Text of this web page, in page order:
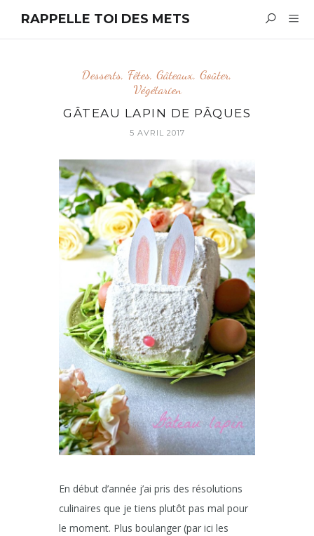
RAPPELLE TOI DES METS
Desserts, Fêtes, Gâteaux, Goûter,
Végétarien
GÂTEAU LAPIN DE PÂQUES
5 AVRIL 2017
En début d’année j’ai pris des résolutions
culinaires que je tiens plutôt pas mal pour
le moment. Plus boulanger (par ici les